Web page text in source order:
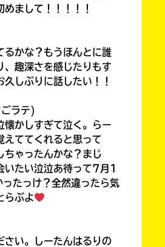
まして！！！！！
るかな？もうほんとに誰
、趣深さを感じたりもす
久しぶりに話したい！！
ラテ)
懐かしすぎて泣く。らー
えててくれると思って
ちゃったんかな？まじ
いたい泣泣あ待って7月1
たっけ？全然違ったら気
らぶよ
さい。しーたんはるりの